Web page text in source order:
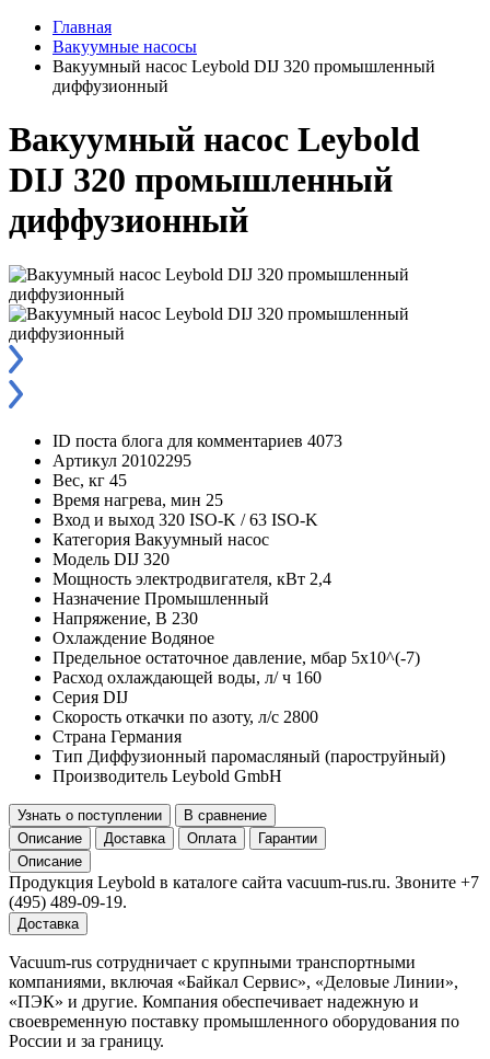
Главная
Вакуумные насосы
Вакуумный насос Leybold DIJ 320 промышленный
диффузионный
Вакуумный насос Leybold
DIJ 320 промышленный
диффузионный
ID поста блога для комментариев 4073
Артикул 20102295
Вес, кг 45
Время нагрева, мин 25
Вход и выход 320 ISO-K / 63 ISO-K
Категория Вакуумный насос
Модель DIJ 320
Мощность электродвигателя, кВт 2,4
Назначение Промышленный
Напряжение, В 230
Охлаждение Водяное
Предельное остаточное давление, мбар 5x10^(-7)
Расход охлаждающей воды, л/ ч 160
Серия DIJ
Скорость откачки по азоту, л/с 2800
Страна Германия
Тип Диффузионный паромасляный (пароструйный)
Производитель Leybold GmbH
Узнать о поступлении
В сравнение
Описание
Доставка Оплата
Гарантии
Описание
Продукция Leybold в каталоге сайта vacuum-rus.ru. Звоните +7
(495) 489-09-19.
Доставка
Vacuum-rus сотрудничает с крупными транспортными
компаниями, включая «Байкал Сервис», «Деловые Линии»,
«ПЭК» и другие. Компания обеспечивает надежную и
своевременную поставку промышленного оборудования по
России и за границу.